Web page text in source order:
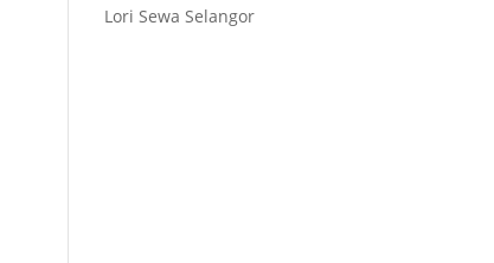
Lori Sewa Selangor